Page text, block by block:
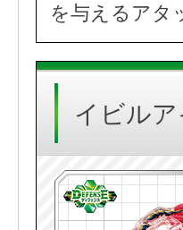
を与えるアタ
イビルア